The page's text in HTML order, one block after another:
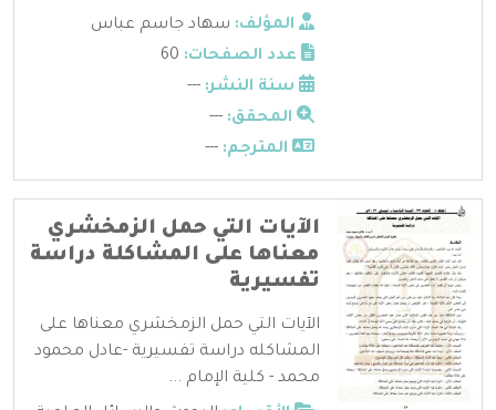
المؤلف: سهاد جاسم عباس
عدد الصفحات:
سنة النشر: ---
المحقق: ---
المترجم: ---
الآيات التي حمل الزمخشري
معناها على المشاكلة دراسة
تفسيرية
الآيات التي حمل الزمخشري معناها على
المشاكله دراسة تفسيرية -عادل محمود
محمد - كلية الإمام ...